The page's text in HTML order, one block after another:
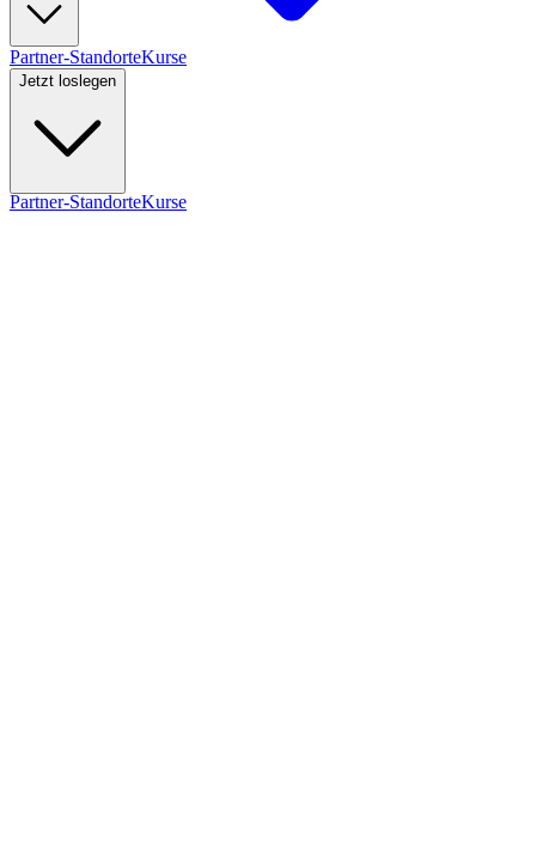
Partner-StandorteKurse
Jetzt loslegen
Partner-StandorteKurse